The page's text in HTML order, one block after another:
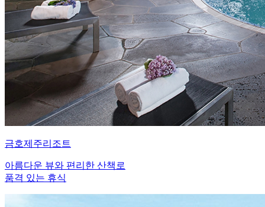
금호제주리조트
아름다운 뷰와 편리한 산책로
품격 있는 휴식